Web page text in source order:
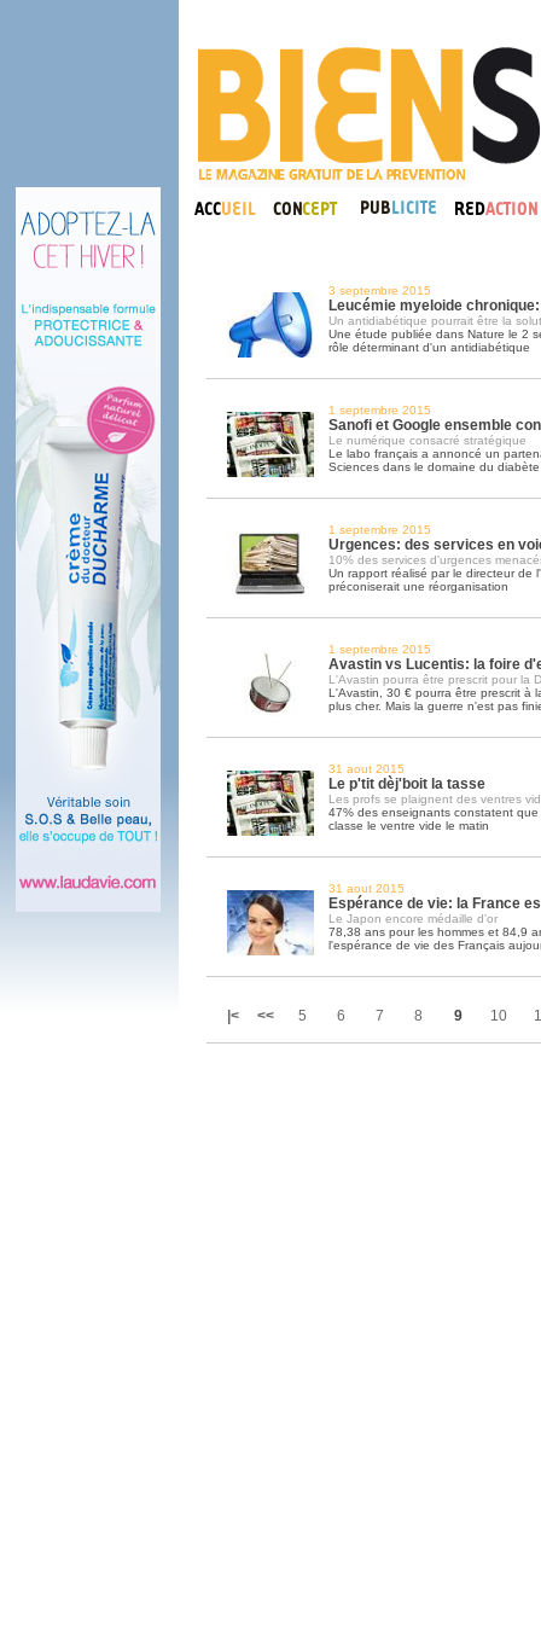
3 septembre 2015
Leucémie myeloide
Un antidiabétique pourrait être la
Une étude publiée dans Nature le 2
rôle déterminant d'un antidiabétique
1 septembre 2015
Sanofi et Google ensemble
Le numérique consacré stratégique
Le labo français a annoncé un
Sciences dans le domaine du diabète
1 septembre 2015
Urgences: des services en
10% des services d'urgences
Un rapport réalisé par le directeur de
préconiserait une réorganisation
1 septembre 2015
Avastin vs Lucentis: la foire
L'Avastin pourra être prescrit pour la
L'Avastin, 30 € pourra être prescrit à
plus cher. Mais la guerre n'est pas
31 aout 2015
Le p'tit dèj'boit la tasse
Les profs se plaignent des ventres
47% des enseignants constatent
classe le ventre vide le matin
31 aout 2015
Espérance de vie: la France
Le Japon encore médaille d'or
78,38 ans pour les hommes et 84,9
l'espérance de vie des Français
|< << 5 6 7 8 9 10